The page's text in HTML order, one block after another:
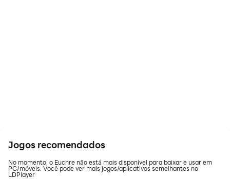
Jogos recomendados
No momento, o Euchre não está mais disponível para baixar e usar em
PC/móveis. Você pode ver mais jogos/aplicativos semelhantes no
LDPlayer